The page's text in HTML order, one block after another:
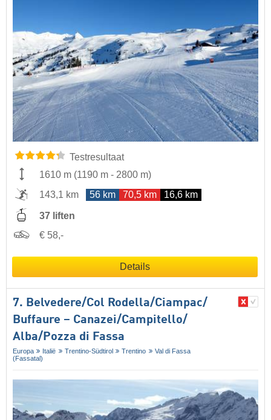
Testresultaat
1610 m (1190 m - 2800 m)
143,1 km
56 km 70,5 km 16,6 km
37 liften
€ 58,-
Details
7. Belvedere/​Col Rodella/​Ciampac/​
Buffaure – Canazei/​Campitello/​
Alba/​Pozza di Fassa
Europa Italië Trentino-Südtirol Trentino
Val di Fassa
(Fassatal)